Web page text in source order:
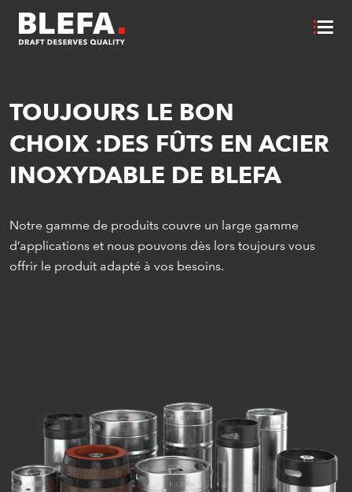
TOUJOURS LE BON
CHOIX :DES FÛTS EN ACIER
INOXYDABLE DE BLEFA
Notre gamme de produits couvre un large gamme
d’applications et nous pouvons dès lors toujours vous
offrir le produit adapté à vos besoins.